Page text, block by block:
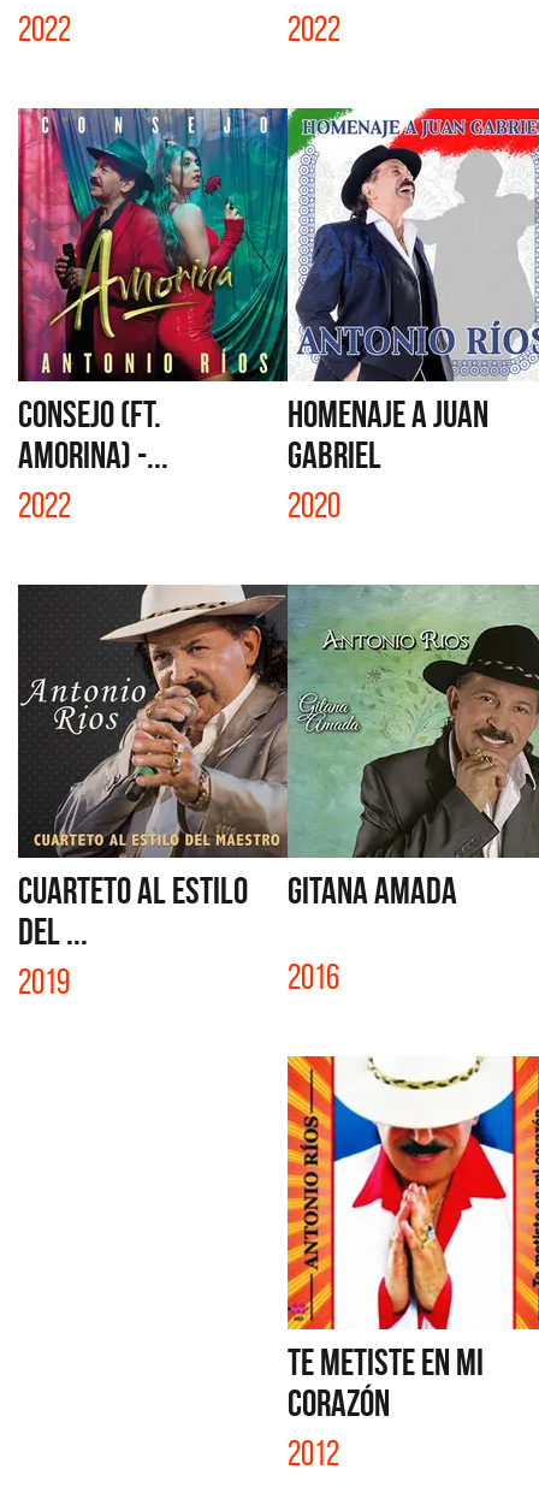
2022 2022
CONSEJO (FT.
AMORINA) -...
2022
HOMENAJE A JUAN
GABRIEL
2020
CUARTETO AL ESTILO
DEL ...
2019
GITANA AMADA
2016
TE METISTE EN MI
CORAZÓN
2012